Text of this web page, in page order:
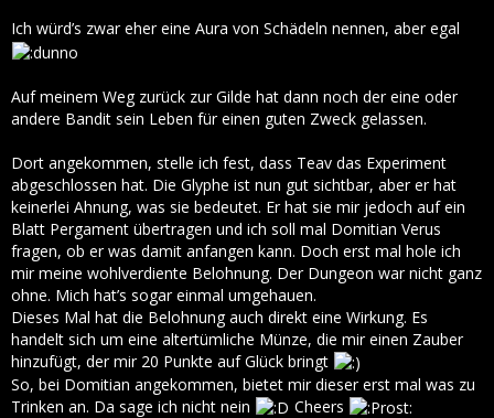
Ich würd’s zwar eher eine Aura von Schädeln nennen, aber egal
Auf meinem Weg zurück zur Gilde hat dann noch der eine oder
andere Bandit sein Leben für einen guten Zweck gelassen.
Dort angekommen, stelle ich fest, dass Teav das Experiment
abgeschlossen hat. Die Glyphe ist nun gut sichtbar, aber er hat
keinerlei Ahnung, was sie bedeutet. Er hat sie mir jedoch auf ein
Blatt Pergament übertragen und ich soll mal Domitian Verus
fragen, ob er was damit anfangen kann. Doch erst mal hole ich
mir meine wohlverdiente Belohnung. Der Dungeon war nicht ganz
ohne. Mich hat’s sogar einmal umgehauen.
Dieses Mal hat die Belohnung auch direkt eine Wirkung. Es
handelt sich um eine altertümliche Münze, die mir einen Zauber
hinzufügt, der mir 20 Punkte auf Glück bringt
So, bei Domitian angekommen, bietet mir dieser erst mal was zu
Trinken an. Da sage ich nicht nein
Cheers